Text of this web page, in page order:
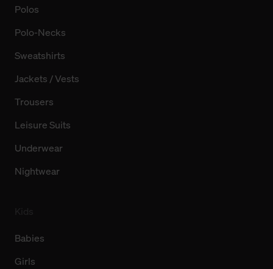
Polos
Polo-Necks
Sweatshirts
Jackets / Vests
Trousers
Leisure Suits
Underwear
Nightwear
Babies
Girls